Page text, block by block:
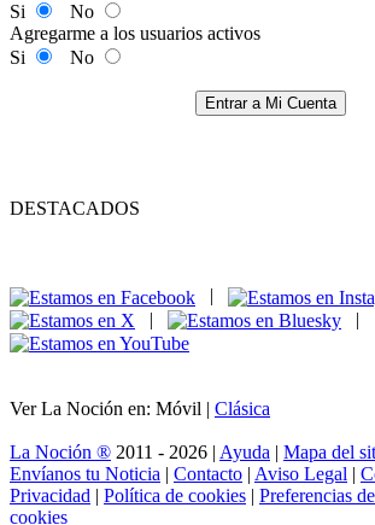
Si
No
Agregarme a los usuarios activos
Si
No
Entrar a Mi Cuenta
DESTACADOS
|
|
Ver La Noción en: Móvil | Clásica
La Noción ® 2011 - 2026 | Ayuda | Mapa del
Envíanos tu Noticia | Contacto | Aviso Legal |
Privacidad | Política de cookies | Preferencias
cookies